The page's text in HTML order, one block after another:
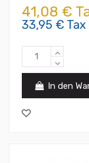
41,08 €
33,95 € Tax
In den